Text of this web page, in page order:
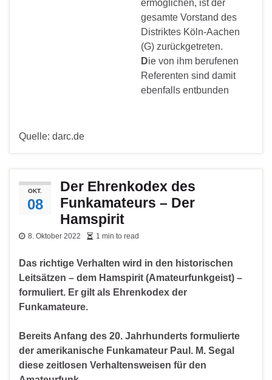
ermöglichen, ist der
gesamte Vorstand des
Distriktes Köln-Aachen
(G) zurückgetreten.
Die von ihm berufenen
Referenten sind damit
ebenfalls entbunden
Quelle: darc.de
OKT.
08
Der Ehrenkodex des
Funkamateurs – Der
Hamspirit
8. Oktober 2022 1 min to read
Das richtige Verhalten wird in den historischen
Leitsätzen – dem Hamspirit (Amateurfunkgeist) –
formuliert. Er gilt als Ehrenkodex der
Funkamateure.
Bereits Anfang des 20. Jahrhunderts formulierte
der amerikanische Funkamateur Paul. M. Segal
diese zeitlosen Verhaltensweisen für den